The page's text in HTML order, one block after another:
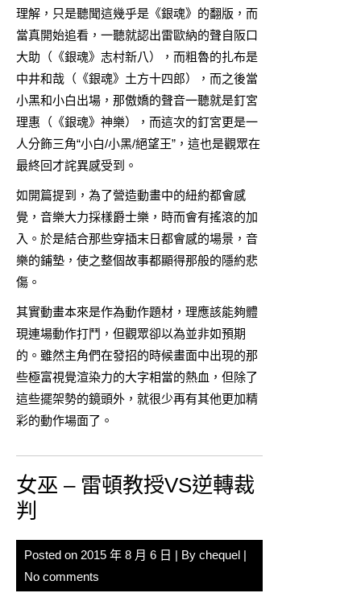
理解，只是聽聞這幾乎是《銀魂》的翻版，而
當真開始追看，一聽就認出雷歐納的聲自阪口
大助（《銀魂》志村新八），而粗魯的扎布是
中井和哉（《銀魂》土方十四郎），而之後當
小黑和小白出場，那傲嬌的聲音一聽就是釘宮
理惠（《銀魂》神樂），而這次的釘宮更是一
人分飾三角“小白/小黑/絕望王”，這也是觀眾在
最終回才詫異感受到。
如開篇提到，為了營造動畫中的紐約都會感
覺，音樂大力採樣爵士樂，時而會有搖滾的加
入。於是結合那些穿插末日都會感的場景，音
樂的鋪墊，使之整個故事都顯得那般的隱約悲
傷。
其實動畫本來是作為動作題材，理應該能夠體
現連場動作打鬥，但觀眾卻以為並非如預期
的。雖然主角們在發招的時候畫面中出現的那
些極富視覺渲染力的大字相當的熱血，但除了
這些擺架勢的鏡頭外，就很少再有其他更加精
彩的動作場面了。
女巫 – 雷頓教授VS逆轉裁
判
Posted on 2015 年 8 月 6 日 | By chequel |
No comments